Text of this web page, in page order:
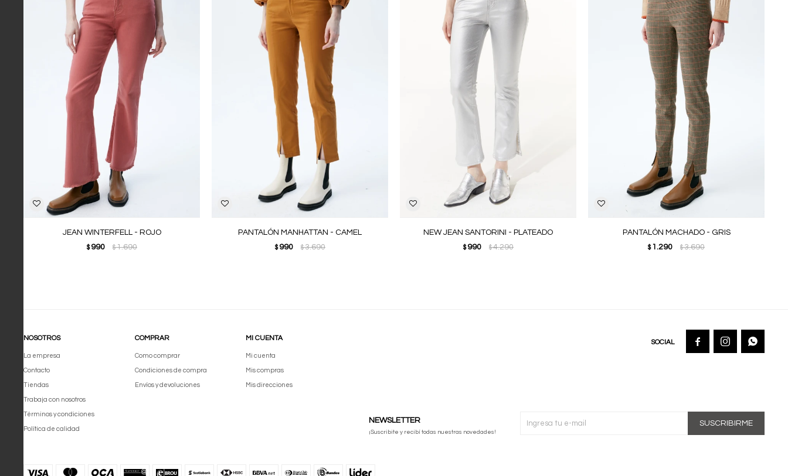
JEAN WINTERFELL - ROJO
$ 990 $1.690
PANTALÓN MANHATTAN - CAMEL
$ 990 $3.690
NEW JEAN SANTORINI - PLATEADO
$ 990 $4.290
PANTALÓN MACHADO - GRIS
$ 1.290 $3.690
NOSOTROS
La empresa
Contacto
Tiendas
Trabaja con nosotros
Términos y condiciones
Política de calidad
COMPRAR
Como comprar
Condiciones de compra
Envíos y devoluciones
MI CUENTA
Mi cuenta
Mis compras
Mis direcciones
NEWSLETTER
¡Suscribite y recibí todas nuestras novedades!
SUSCRIBIRME
  